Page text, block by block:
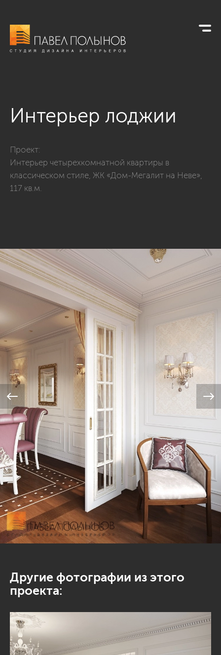
Интерьер лоджии
Проект:
Интерьер четырехкомнатной квартиры в
классическом стиле, ЖК «Дом-Мегалит на Неве»,
117 кв.м.
Другие фотографии из этого
проекта: